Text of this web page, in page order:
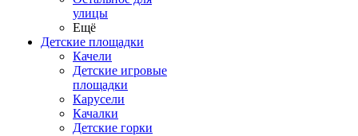
улицы
Ещё
Детские площадки
Качели
Детские игровые
площадки
Карусели
Качалки
Детские горки